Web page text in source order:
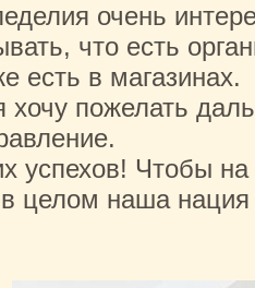
очень
что есть
есть в магазинах.
хочу пожелать
успехов! Чтобы
целом наша